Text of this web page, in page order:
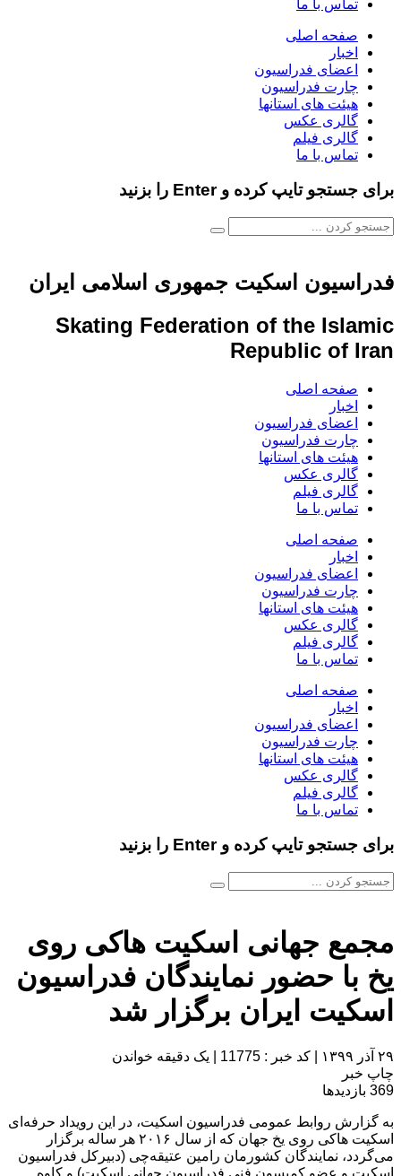
تماس با ما
صفحه اصلی
اخبار
اعضای فدراسیون
چارت فدراسیون
هیئت های استانها
گالری عکس
گالری فیلم
تماس با ما
برای جستجو تایپ کرده و Enter را بزنید
فدراسیون اسکیت جمهوری اسلامی ایران
Skating Federation of the Islamic
Republic of Iran
صفحه اصلی
اخبار
اعضای فدراسیون
چارت فدراسیون
هیئت های استانها
گالری عکس
گالری فیلم
تماس با ما
صفحه اصلی
اخبار
اعضای فدراسیون
چارت فدراسیون
هیئت های استانها
گالری عکس
گالری فیلم
تماس با ما
صفحه اصلی
اخبار
اعضای فدراسیون
چارت فدراسیون
هیئت های استانها
گالری عکس
گالری فیلم
تماس با ما
برای جستجو تایپ کرده و Enter را بزنید
مجمع جهانی اسکیت هاکی روی
یخ با حضور نمایندگان فدراسیون
اسکیت ایران برگزار شد
۲۹ آذر ۱۳۹۹ کد خبر : 11775
یک دقیقه خواندن
چاپ خبر
369 بازدیدها
به گزارش روابط عمومی فدراسیون اسکیت، در این رویداد حرفه‌ای
اسکیت هاکی روی یخ جهان که از سال ۲۰۱۶ هر ساله برگزار
می‌گردد، نمایندگان کشورمان رامین عتیقه‌چی (دبیرکل فدراسیون
اسکیت و عضو کمیسون فنی فدراسیون جهانی اسکیت) و کاوه